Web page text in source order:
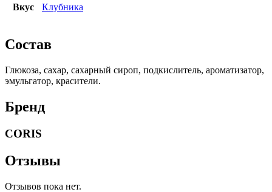
Вкус Клубника
Состав
Глюкоза, сахар, сахарный сироп, подкислитель, ароматизатор,
эмульгатор, красители.
Бренд
CORIS
Отзывы
Отзывов пока нет.